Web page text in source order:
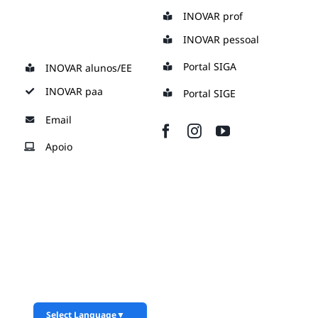
content
INOVAR prof
INOVAR pessoal
INOVAR alunos/EE
INOVAR paa
Portal SIGA
Portal SIGE
Email
Apoio
Select Language▼